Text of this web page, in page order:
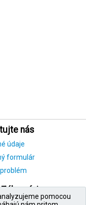
nás
údaje
formulár
Zákazníci
pomocou